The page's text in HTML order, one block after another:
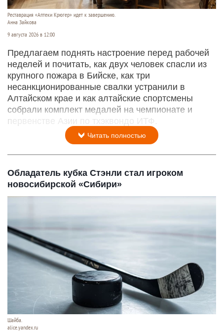
Реставрация «Аптеки Крюгер» идет к завершению.
Анна Зайкова
9 августа 2026 в 12:00
Предлагаем поднять настроение перед рабочей
неделей и почитать, как двух человек спасли из
крупного пожара в Бийске, как три
несанкционированные свалки устранили в
Алтайском крае и как алтайские спортсмены
собрали комплект медалей на чемпионате и
первенстве Азии по тхэквондо ИТФ.
Читать полностью
Обладатель кубка Стэнли стал игроком
новосибирской «Сибири»
Шайба.
alice.yandex.ru